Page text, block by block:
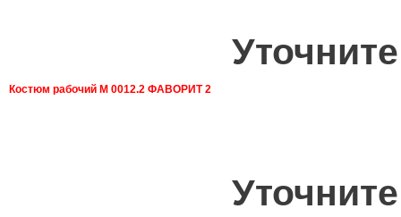
Костюм рабочий М 0012.2 ФАВОРИТ 2